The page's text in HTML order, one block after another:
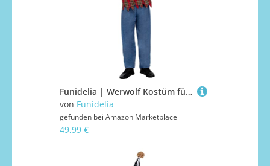
Funidelia | Werwolf Kostüm für Jungen Horror, Werwolf, Böse Wolf, Halloween - Kostüm für Kinder & Verkleidung für Partys, Karneval & Halloween - Größe 5-6 Jahre - Braun
von Funidelia
gefunden bei Amazon Marketplace
49,99 €